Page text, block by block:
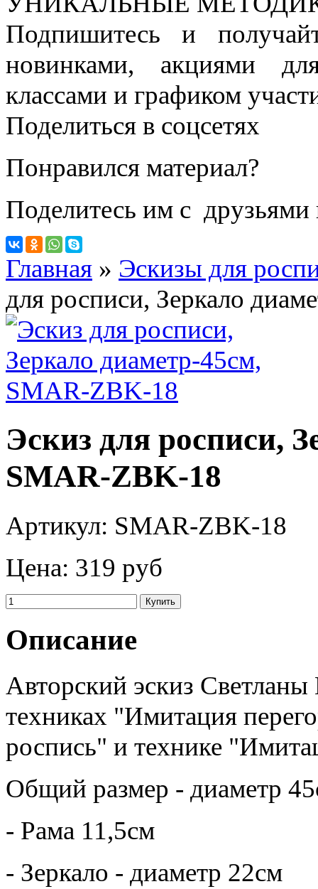
Подпишитесь и
новинками, акциями
классами и графиком
Поделиться в соцсетях
Понравился материал?
Поделитесь им с друзьями
Главная » Эскизы для
для росписи, Зеркало
Эскиз для росписи,
SMAR-ZBK-18
Артикул: SMAR-ZBK-18
Цена: 319 руб
Описание
Авторский эскиз
техниках "Имитация
роспись" и технике
Общий размер - диаметр
- Рама 11,5см
- Зеркало - диаметр 22см